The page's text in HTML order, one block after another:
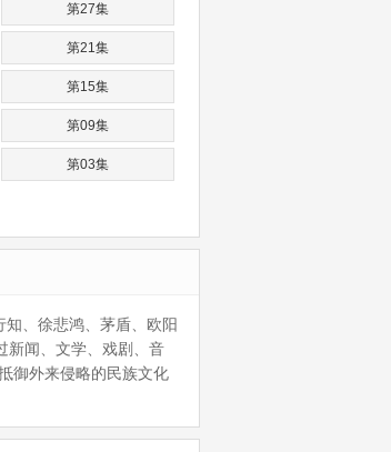
第27集
第21集
第15集
第09集
第03集
、徐悲鸿、茅盾、欧阳
新闻、文学、戏剧、音
御外来侵略的民族文化